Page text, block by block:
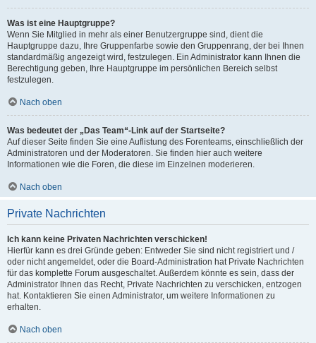
Was ist eine Hauptgruppe?
Wenn Sie Mitglied in mehr als einer Benutzergruppe sind, dient die
Hauptgruppe dazu, Ihre Gruppenfarbe sowie den Gruppenrang, der bei Ihnen
standardmäßig angezeigt wird, festzulegen. Ein Administrator kann Ihnen die
Berechtigung geben, Ihre Hauptgruppe im persönlichen Bereich selbst
festzulegen.
Nach oben
Was bedeutet der „Das Team“-Link auf der Startseite?
Auf dieser Seite finden Sie eine Auflistung des Forenteams, einschließlich der
Administratoren und der Moderatoren. Sie finden hier auch weitere
Informationen wie die Foren, die diese im Einzelnen moderieren.
Nach oben
Private Nachrichten
Ich kann keine Privaten Nachrichten verschicken!
Hierfür kann es drei Gründe geben: Entweder Sie sind nicht registriert und /
oder nicht angemeldet, oder die Board-Administration hat Private Nachrichten
für das komplette Forum ausgeschaltet. Außerdem könnte es sein, dass der
Administrator Ihnen das Recht, Private Nachrichten zu verschicken, entzogen
hat. Kontaktieren Sie einen Administrator, um weitere Informationen zu
erhalten.
Nach oben